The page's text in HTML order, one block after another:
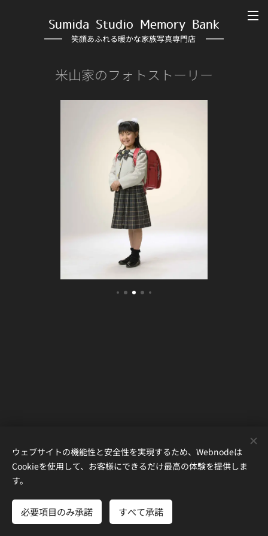
Sumida Studio Memory Bank
笑顔あふれる暖かな家族写真専門店
米山家のフォトストーリー
当サイトの掲載写真の無断転載・無断使用を固く禁じます。
ウェブサイトの機能性と安全性を実現するため、Webnodeは
Cookieを使用して、お客様にできるだけ最高の体験を提供しま
す。
必要項目のみ承諾 すべて承諾